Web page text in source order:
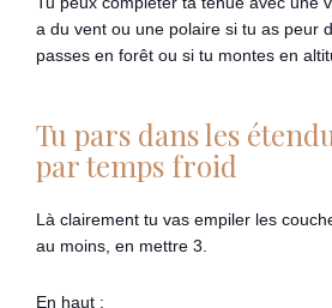
a du vent ou une polaire si tu as peur
passes en forêt ou si tu montes en
Tu pars dans les
par temps froid
Là clairement tu vas empiler les
au moins, en mettre 3.
En haut :